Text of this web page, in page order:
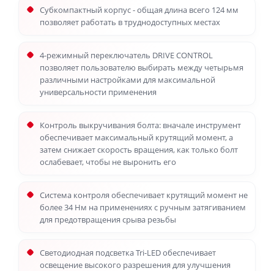
Субкомпактный корпус - общая длина всего 124 мм
позволяет работать в труднодоступных местах
4-режимный переключатель DRIVE CONTROL
позволяет пользователю выбирать между четырьмя
различными настройками для максимальной
универсальности применения
Контроль выкручивания болта: вначале инструмент
обеспечивает максимальный крутящий момент, а
затем снижает скорость вращения, как только болт
ослабевает, чтобы не выронить его
Система контроля обеспечивает крутящий момент не
более 34 Нм на применениях с ручным затягиванием
для предотвращения срыва резьбы
Светодиодная подсветка Tri-LED обеспечивает
освещение высокого разрешения для улучшения